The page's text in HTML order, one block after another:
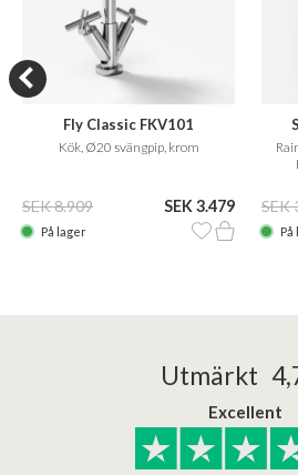
Fly Classic FKV101
Kök, Ø20 svängpip, krom
SEK 8.909 SEK 3.479
På lager
SEK
Utmärkt
Excellent